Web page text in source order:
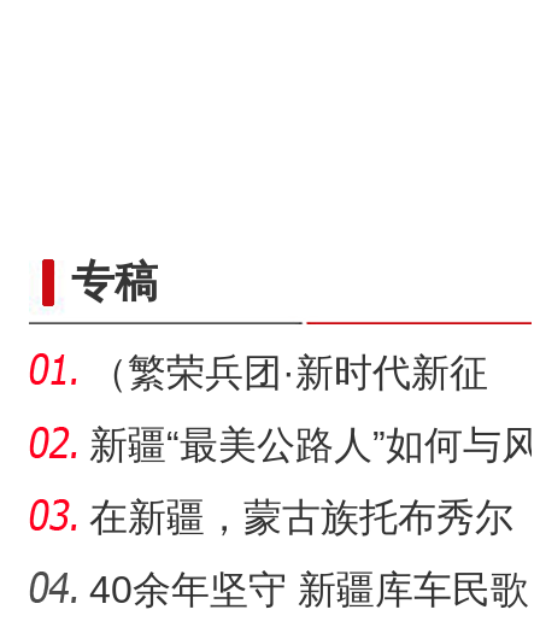
专稿
（繁荣兵团·新时代新征
程）沙漠瀚海中的新疆兵
团
新疆“最美公路人”如何与风
沙“硬碰硬”？
在新疆，蒙古族托布秀尔
音乐何以传承不息？
40余年坚守 新疆库车民歌